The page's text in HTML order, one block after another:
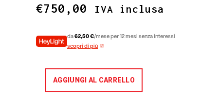
€750,00 IVA inclusa
da62,50 €/mese per 12 mesi senza interessi
scopri di più
AGGIUNGI AL CARRELLO